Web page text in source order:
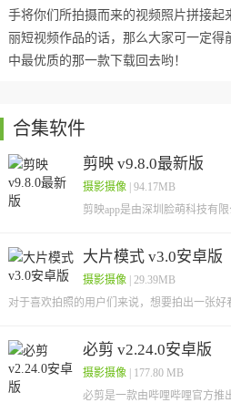
手将你们所拍摄而来的视频照片拼接起
丽短视频作品的话，那么大家可一定得
中最优质的那一款下载回去哟！
合集软件
剪映 v9.8.0最新版
摄影摄像| 94.17MB
剪映app是由深圳脸萌科技有
内容，
大片模式 v3.0安卓版
摄影摄像| 29.39MB
对于喜欢拍照的用户们来说，想要拍出一张好
必剪 v2.24.0安卓版
摄影摄像| 177.80 MB
必剪是一款由哔哩哔哩官方推